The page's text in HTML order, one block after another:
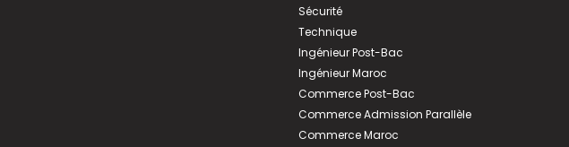
Sécurité
Technique
Ingénieur Post-Bac
Ingénieur Maroc
Commerce Post-Bac
Commerce Admission Parallèle
Commerce Maroc